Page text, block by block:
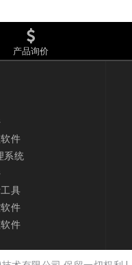
产品询价
件
系统
具
件
件